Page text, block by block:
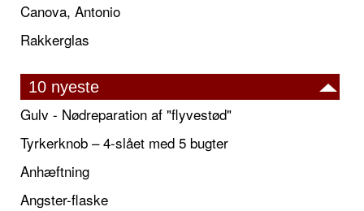
Canova, Antonio
Rakkerglas
10 nyeste
Gulv - Nødreparation af "flyvestød"
Tyrkerknob – 4-slået med 5 bugter
Anhæftning
Angster-flaske